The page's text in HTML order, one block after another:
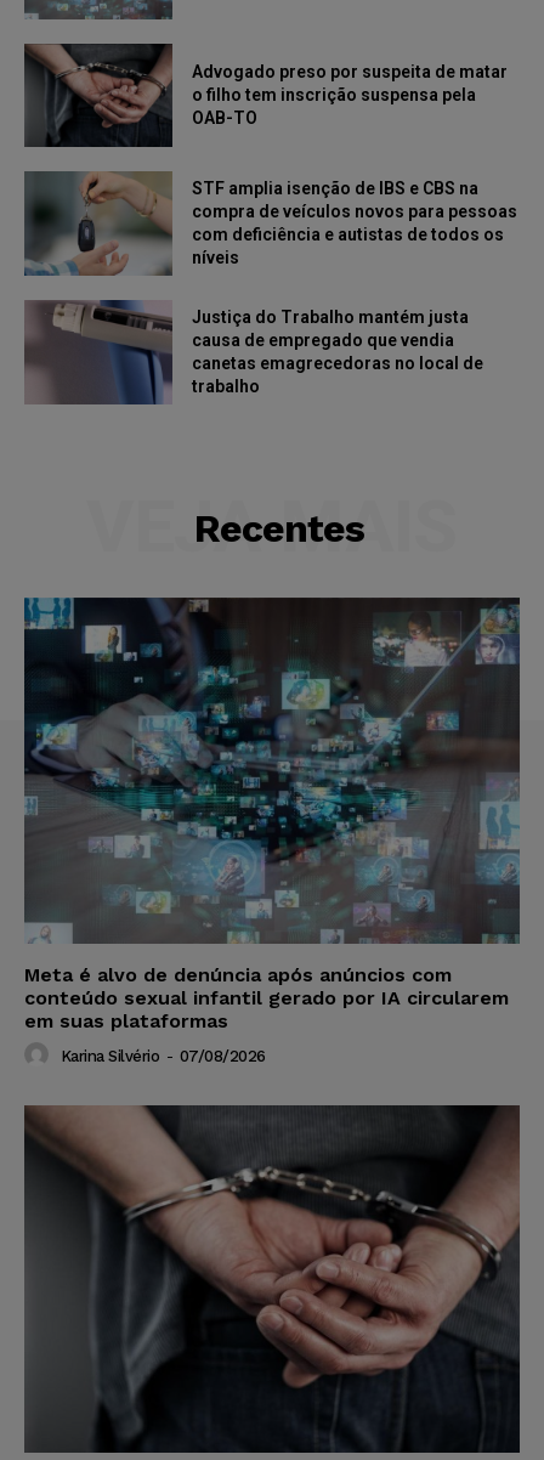
Advogado preso por suspeita de matar
o filho tem inscrição suspensa pela
OAB-TO
STF amplia isenção de IBS e CBS na
compra de veículos novos para pessoas
com deficiência e autistas de todos os
níveis
Justiça do Trabalho mantém justa
causa de empregado que vendia
canetas emagrecedoras no local de
trabalho
Recentes
VEJA MAIS
Meta é alvo de denúncia após anúncios com
conteúdo sexual infantil gerado por IA circularem
em suas plataformas
Karina Silvério - 07/08/2026